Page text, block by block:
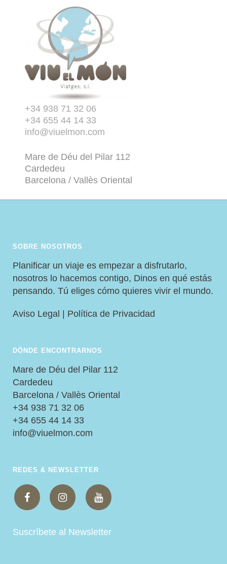
+34 938 71 32 06
+34 655 44 14 33
info@viuelmon.com
Mare de Déu del Pilar 112
Cardedeu
Barcelona / Vallès Oriental
SOBRE NOSOTROS
Planificar un viaje es empezar a disfrutarlo,
nosotros lo hacemos contigo, Dinos en qué estás
pensando. Tú eliges cómo quieres vivir el mundo.
Aviso Legal | Política de Privacidad
DÓNDE ENCONTRARNOS
Mare de Déu del Pilar 112
Cardedeu
Barcelona / Vallès Oriental
+34 938 71 32 06
+34 655 44 14 33
info@viuelmon.com
REDES & NEWSLETTER
Suscríbete al Newsletter